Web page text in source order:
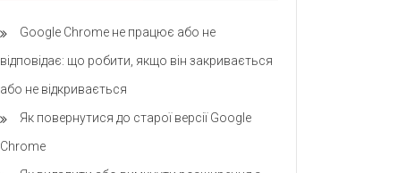
Google Chrome не працює або не
відповідає: що робити, якщо він закривається
або не відкривається
Як повернутися до старої версії Google
Chrome